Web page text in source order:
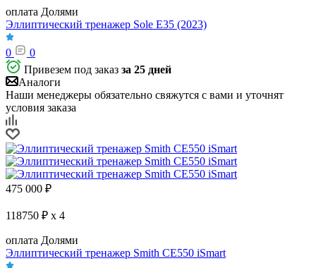
оплата Долями
Эллиптический тренажер Sole E35 (2023)
0
0
Привезем под заказ за 25 дней
Аналоги
Наши менеджеры обязательно свяжутся с вами и уточнят
условия заказа
475 000 ₽
118750 ₽ x 4
оплата Долями
Эллиптический тренажер Smith CE550 iSmart